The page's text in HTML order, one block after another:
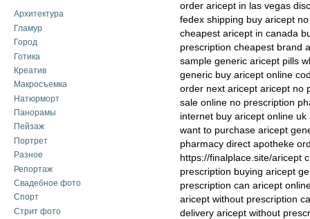
Архитектура
Гламур
Город
Готика
Креатив
Макросъемка
Натюрморт
Панорамы
Пейзаж
Портрет
Разное
Репортаж
Свадебное фото
Спорт
Стрит фото
order aricept in las vegas
fedex shipping buy aricept
cheapest aricept in canada
prescription cheapest brand
sample generic aricept pills
generic buy aricept online
order next aricept aricept no
sale online no prescription
internet buy aricept online
want to purchase aricept
pharmacy direct apotheke
https://finalplace.site/aricept
prescription buying aricept
prescription can aricept
aricept without prescription
delivery aricept without